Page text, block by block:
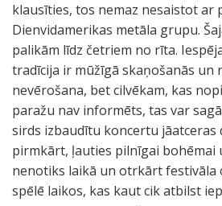
klausīties, tos nemaz nesaistot ar
Dienvidamerikas metāla grupu.
palikām līdz četriem no rīta.
tradīcija ir mūžīgā skaņošanās un
nevērošana, bet cilvēkam, kas
paražu nav informēts, tas var
sirds izbaudītu koncertu jāatceras
pirmkārt, ļauties pilnīgai bohēmai
nenotiks laikā un otrkārt festivāla
spēlē laikos, kas kaut cik atbilst